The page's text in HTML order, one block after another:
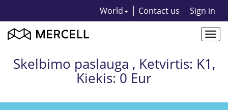
World Contact us Sign in
Skelbimo paslauga , Ketvirtis: K1,
Kiekis: 0 Eur